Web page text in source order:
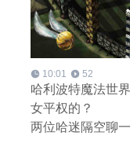
10:01 52
哈利波特魔法世
女平权的？
两位哈迷隔空聊